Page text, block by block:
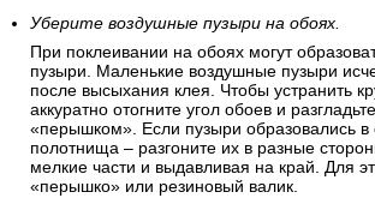
Уберите воздушные пузыри на обоях.
При поклеивании на обоях могут
пузыри. Маленькие воздушные пузыри
после высыхания клея. Чтобы устранить
аккуратно отогните угол обоев и
«перышком». Если пузыри образовались в
полотнища – разгоните их в разные
мелкие части и выдавливая на край. Для
«перышко» или резиновый валик.